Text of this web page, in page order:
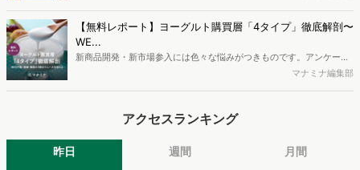
ち、スマートフォンを取り巻く環境が成熟するなか、新興SNSの台頭
により高校生のデジタルライフスタイルは新たな変化を見せていま
す。※資料は記事内の入力フォームより、ダウンロードいただけま
【無料レポート】ヨーグルト購買層「4タイプ」徹底解剖〜
WE...
新商品開発・新市場参入には色々な悩みがつきものです。アンケート
調査を実施しても、購買実態が不透明、新商品の受容性も判断しきれ
ようにして市場理解をしていけるのか、現状の既発商品のセグメント
す。新商品開発関連担当者様・マーケティング担当者様向け必見のレ
マナミナ編集部
アクセスランキング
昨日 週間 月間